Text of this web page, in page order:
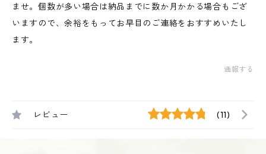
ませ。個数が多い場合は納品までに数か月かかる場合もござ
いますので、余裕をもってお早目のご連絡をおすすめいたし
ます。
通報する
レビュー (11)